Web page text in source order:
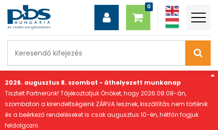
2026. augusztus 8. szombat - áthelyezett munkanap
Tisztelt Partnerünk! Tájékoztatjuk Önöket, hogy 2026.08.08-án,
szombaton a kirendeltségeink ZÁRVA lesznek, kiszállítás nem történik
és a beérkező rendeléseket is csak augusztus 10-én, hétfőn fogjuk
feldolgozni.